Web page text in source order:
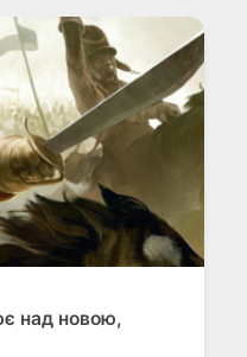
над новою,